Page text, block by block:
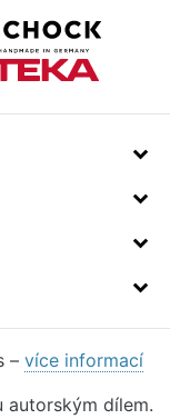
– více informací
autorským dílem.